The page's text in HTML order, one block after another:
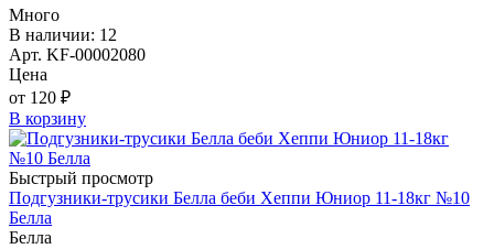
Много
В наличии: 12
Арт. KF-00002080
Цена
от 120 ₽
В корзину
Быстрый просмотр
Подгузники-трусики Белла беби Хеппи Юниор 11-18кг №10
Белла
Белла